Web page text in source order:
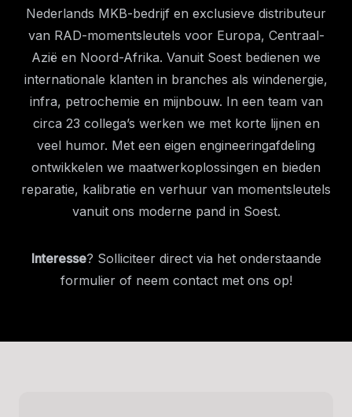
Nederlands MKB-bedrijf en exclusieve distributeur
van RAD-momentsleutels voor Europa, Centraal-
Azië en Noord-Afrika. Vanuit Soest bedienen we
internationale klanten in branches als windenergie,
infra, petrochemie en mijnbouw. In een team van
circa 23 collega’s werken we met korte lijnen en
veel humor. Met een eigen engineeringafdeling
ontwikkelen we maatwerkoplossingen en bieden
reparatie, kalibratie en verhuur van momentsleutels
vanuit ons moderne pand in Soest.
Interesse? Solliciteer direct via het onderstaande
formulier of neem contact met ons op!